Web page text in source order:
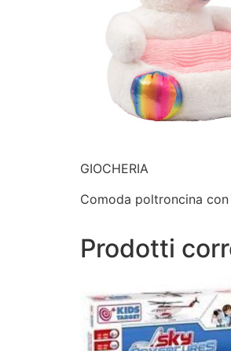
GIOCHERIA
Comoda poltroncina
Prodotti